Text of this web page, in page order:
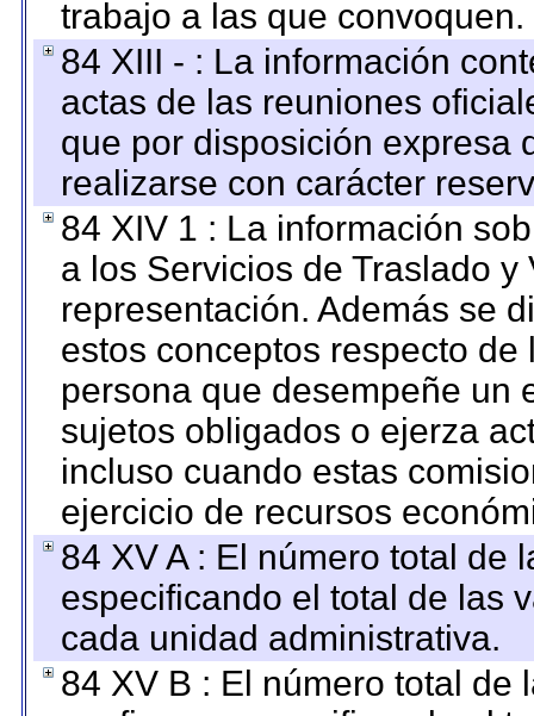
trabajo a las que convoquen.
84 XIII - : La información
actas de las reuniones
que por disposición expresa
realizarse con carácter
84 XIV 1 : La información
a los Servicios de Traslado
representación. Además se
estos conceptos respecto
persona que desempeñe un
sujetos obligados o ejerza
incluso cuando estas
ejercicio de recursos
84 XV A : El número total de
especificando el total de las
cada unidad administrativa.
84 XV B : El número total de